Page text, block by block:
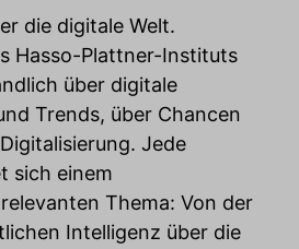
die digitale Welt.
Hasso-Plattner-Instituts
über digitale
Trends, über Chancen
Jede
sich einem
Thema: Von der
Intelligenz über die